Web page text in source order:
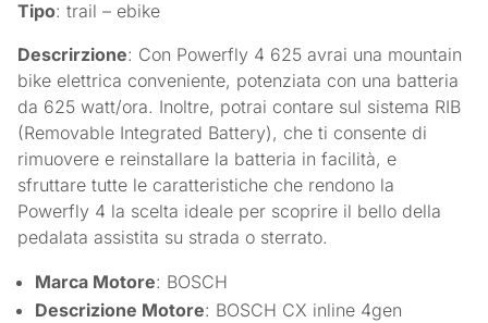
Tipo: trail – ebike
Descrirzione: Con Powerfly 4 625 avrai una mountain
bike elettrica conveniente, potenziata con una batteria
da 625 watt/ora. Inoltre, potrai contare sul sistema RIB
(Removable Integrated Battery), che ti consente di
rimuovere e reinstallare la batteria in facilità, e
sfruttare tutte le caratteristiche che rendono la
Powerfly 4 la scelta ideale per scoprire il bello della
pedalata assistita su strada o sterrato.
Marca Motore: BOSCH
Descrizione Motore: BOSCH CX inline 4gen